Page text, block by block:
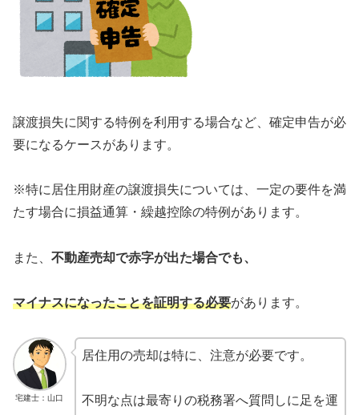
譲渡損失に関する特例を利用する場合など、確定申告が必
要になるケースがあります。
※特に居住用財産の譲渡損失については、一定の要件を満
たす場合に損益通算・繰越控除の特例があります。
また、 不動産売却で赤字が出た場合でも、
マイナスになったことを証明する必要があります。
宅建士：山口
居住用の売却は特に、注意が必要です。
不明な点は最寄りの税務署へ質問しに足を運